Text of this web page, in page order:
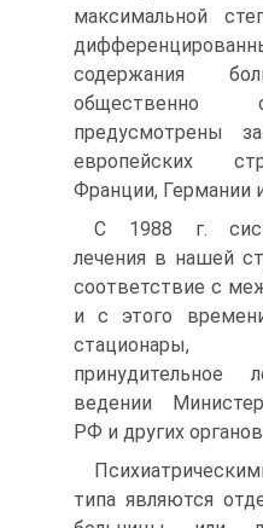
максимальной
содержания
общественно
предусмотрены
европейских
Франции, Германии
С 1988 г.
лечения в нашей
соответствие с
и с этого
стационары,
принудительное
ведении
РФ и других
типа являются